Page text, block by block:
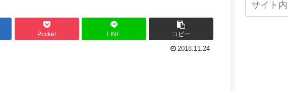
Pocket LINE コピー
2018.11.24